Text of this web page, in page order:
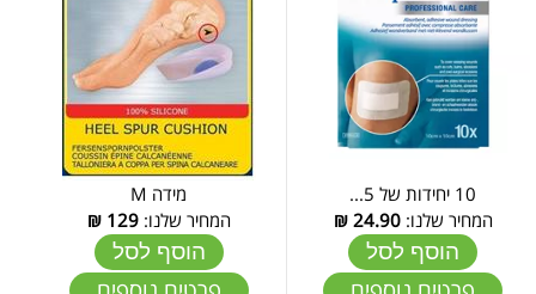
10 יחידות של 5...
המחיר שלנו:24.90
₪
הוסף לסל
מידה M
המחיר שלנו:129
₪
הוסף לסל